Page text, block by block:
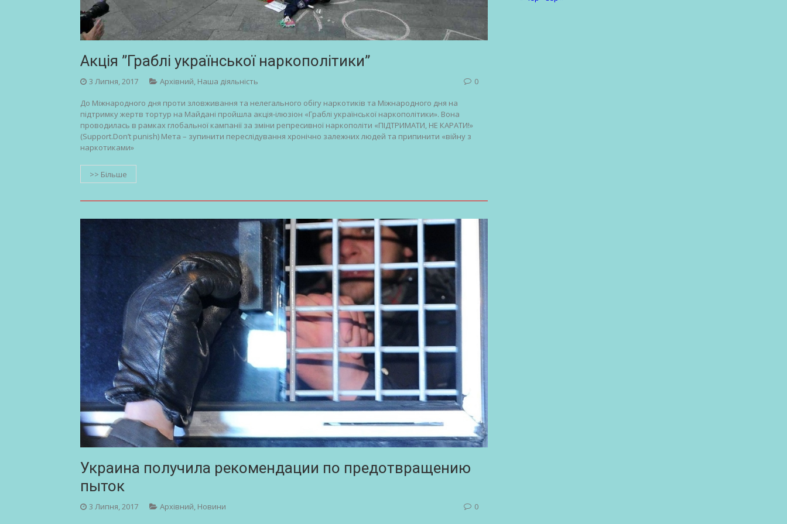
Акція ”Граблі української наркополітики”
3 Липня, 2017 Архівний, Наша діяльність 0
До Міжнародного дня проти зловживання та нелегального обігу наркотиків та Міжнародного дня на
підтримку жертв тортур на Майдані пройшла акція-ілюзіон «Граблі української наркополітики». Вона
проводилась в рамках глобальної кампанії за зміни репресивної наркополіти «ПІДТРИМАТИ, НЕ КАРАТИ!»
(Support.Don’t punish) Мета – зупинити переслідування хронічно залежних людей та припинити «війну з
наркотиками»
>> Більше
Украина получила рекомендации по предотвращению
пыток
3 Липня, 2017 Архівний, Новини 0